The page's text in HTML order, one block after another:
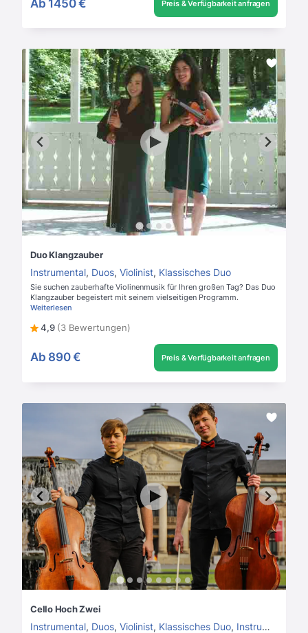
Ab 1450 € Preis & Verfügbarkeit anfragen
Duo Klangzauber
Instrumental, Duos, Violinist, Klassisches Duo
Sie suchen zauberhafte Violinenmusik für Ihren großen Tag? Das Duo
Klangzauber begeistert mit seinem vielseitigen Programm.
Weiterlesen
4,9 (3 Bewertungen)
Ab 890 € Preis & Verfügbarkeit anfragen
Cello Hoch Zwei
Instrumental, Duos, Violinist, Klassisches Duo, Instrumentalmusik